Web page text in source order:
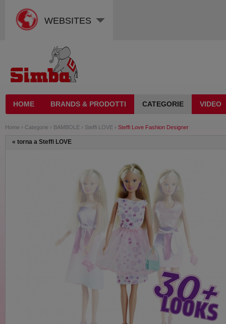
WEBSITES
HOME BRANDS & PRODOTTI CATEGORIE VIDEO
Home › Categorie › BAMBOLE › Steffi LOVE › Steffi Love Fashion Designer
« torna a Steffi LOVE